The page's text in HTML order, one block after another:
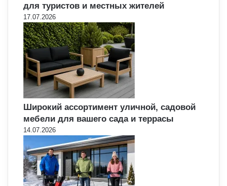
для туристов и местных жителей
17.07.2026
Широкий ассортимент уличной, садовой
мебели для вашего сада и террасы
14.07.2026